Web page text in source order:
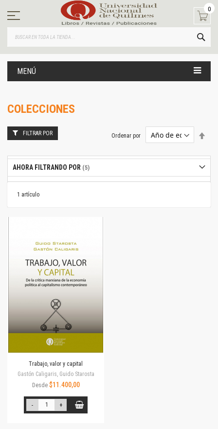
contenido
0
MENÚ
COLECCIONES
1 artículo
Ordenar por
Trabajo, valor y capital
Gastón Caligaris, Guido Starosta
Desde $11.400,00
- +
FILTRAR POR
AHORA FILTRANDO POR